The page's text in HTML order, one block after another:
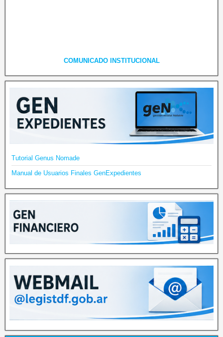
COMUNICADO INSTITUCIONAL
Tutorial Genus Nomade
Manual de Usuarios Finales GenExpedientes